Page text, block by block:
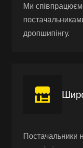
Ми
дропшипінгу.
Постачальники